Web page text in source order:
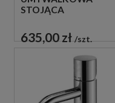
STOJĄCA
CHROM
635,00 zł szt.